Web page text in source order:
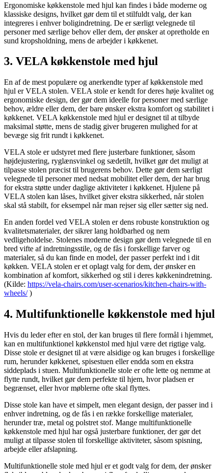
Ergonomiske køkkenstole med hjul kan findes i både moderne og
klassiske designs, hvilket gør dem til et stilfuldt valg, der kan
integreres i enhver boligindretning. De er særligt velegnede til
personer med særlige behov eller dem, der ønsker at opretholde en
sund kropsholdning, mens de arbejder i køkkenet.
3. VELA køkkenstole med hjul
En af de mest populære og anerkendte typer af køkkenstole med
hjul er VELA stolen. VELA stole er kendt for deres høje kvalitet og
ergonomiske design, der gør dem ideelle for personer med særlige
behov, ældre eller dem, der bare ønsker ekstra komfort og stabilitet i
køkkenet. VELA køkkenstole med hjul er designet til at tilbyde
maksimal støtte, mens de stadig giver brugeren mulighed for at
bevæge sig frit rundt i køkkenet.
VELA stole er udstyret med flere justerbare funktioner, såsom
højdejustering, ryglænsvinkel og sædetilt, hvilket gør det muligt at
tilpasse stolen præcist til brugerens behov. Dette gør dem særligt
velegnede til personer med nedsat mobilitet eller dem, der har brug
for ekstra støtte under daglige aktiviteter i køkkenet. Hjulene på
VELA stolen kan låses, hvilket giver ekstra sikkerhed, når stolen
skal stå stabilt, for eksempel når man rejser sig eller sætter sig ned.
En anden fordel ved VELA stolen er dens robuste konstruktion og
kvalitetsmaterialer, der sikrer lang holdbarhed og nem
vedligeholdelse. Stolenes moderne design gør dem velegnede til en
bred vifte af indretningsstile, og de fås i forskellige farver og
materialer, så du kan finde en model, der passer perfekt ind i dit
køkken. VELA stolen er et oplagt valg for dem, der ønsker en
kombination af komfort, sikkerhed og stil i deres køkkenindretning.
(Kilde: https://vela-chairs.com/user-scenarios/kitchen-chairs-with-
wheels/)
4. Multifunktionelle køkkenstole med hjul
Hvis du leder efter en stol, der kan bruges til flere formål i hjemmet,
kan en multifunktionel køkkenstol med hjul være det rigtige valg.
Disse stole er designet til at være alsidige og kan bruges i forskellige
rum, herunder køkkenet, spisestuen eller endda som en ekstra
siddeplads i stuen. Multifunktionelle stole er ofte lette og nemme at
flytte rundt, hvilket gør dem perfekte til hjem, hvor pladsen er
begrænset, eller hvor møblerne ofte skal flyttes.
Disse stole kan have et simpelt, men elegant design, der passer ind i
enhver indretning, og de fås i en række forskellige materialer,
herunder træ, metal og polstret stof. Mange multifunktionelle
køkkenstole med hjul har også justerbare funktioner, der gør det
muligt at tilpasse stolen til forskellige aktiviteter, såsom spisning,
arbejde eller afslapning.
Multifunktionelle stole med hjul er et godt valg for dem, der ønsker